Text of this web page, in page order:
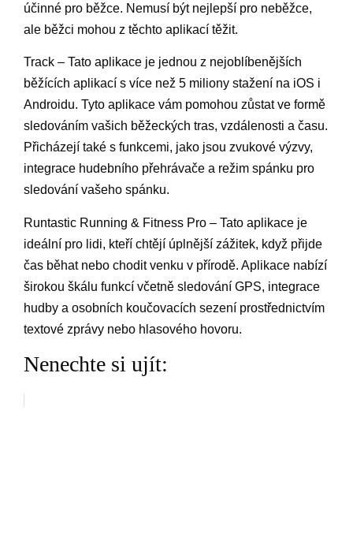
účinné pro běžce. Nemusí být nejlepší pro neběžce,
ale běžci mohou z těchto aplikací těžit.
Track – Tato aplikace je jednou z nejoblíbenějších
běžících aplikací s více než 5 miliony stažení na iOS i
Androidu. Tyto aplikace vám pomohou zůstat ve formě
sledováním vašich běžeckých tras, vzdálenosti a času.
Přicházejí také s funkcemi, jako jsou zvukové výzvy,
integrace hudebního přehrávače a režim spánku pro
sledování vašeho spánku.
Runtastic Running & Fitness Pro – Tato aplikace je
ideální pro lidi, kteří chtějí úplnější zážitek, když přijde
čas běhat nebo chodit venku v přírodě. Aplikace nabízí
širokou škálu funkcí včetně sledování GPS, integrace
hudby a osobních koučovacích sezení prostřednictvím
textové zprávy nebo hlasového hovoru.
Nenechte si ujít: